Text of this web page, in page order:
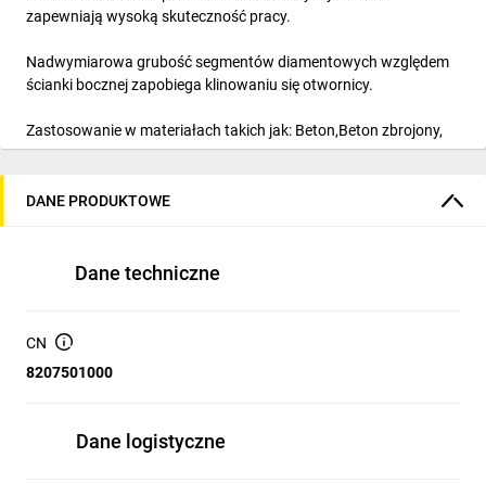
zapewniają wysoką skuteczność pracy.
Nadwymiarowa grubość segmentów diamentowych względem
ścianki bocznej zapobiega klinowaniu się otwornicy.
Zastosowanie w materiałach takich jak: Beton,Beton zbrojony,
Cegła, Silikat, Porotherm itp.
Otwornica przeznaczona do wiercenia bez udarowego ew. z
skutecznego wiercenia otworów w betonie, co przyspiesza
Mogą być również stosowane do wiercenia otworów w innych
czasu użytkowanika.
DANE PRODUKTOWE
Dane techniczne
CN
8207501000
Dane logistyczne